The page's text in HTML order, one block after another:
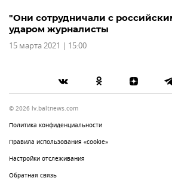
"Они сотрудничали с
ударом журналисты
15 марта 2021 | 15:00
© 2026 lv.baltnews.com
Политика конфиденциальности
Правила использования «cookie»
Настройки отслеживания
Обратная связь